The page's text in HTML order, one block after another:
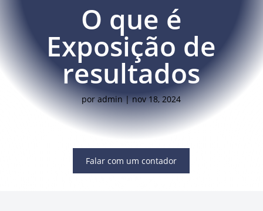
O que é
Exposição de
resultados
poradmin|nov 18, 2024
Falar com um contador